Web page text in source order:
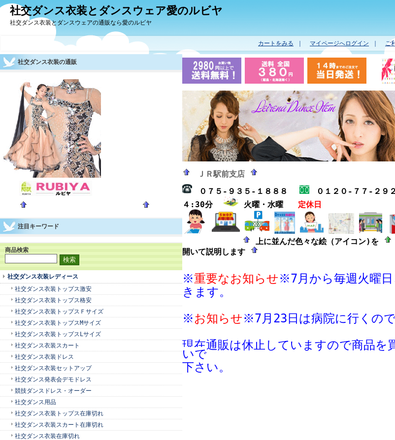
社交ダンス衣装とダンスウェア愛のルビヤ
社交ダンス衣装とダンスウェアの通販なら愛のルビヤ
カートをみる ｜ マイページへログイン ｜ ご
社交ダンス衣装の通販
注目キーワード
商品検索
社交ダンス衣装レディース
社交ダンス衣装トップス激安
社交ダンス衣装トップス格安
社交ダンス衣装トップスＦサイズ
社交ダンス衣装トップスMサイズ
社交ダンス衣装トップスLサイズ
社交ダンス衣装スカート
社交ダンス衣装ドレス
社交ダンス衣装セットアップ
社交ダンス発表会デモドレス
競技ダンスドレス・オーダー
社交ダンス用品
社交ダンス衣装トップス在庫切れ
社交ダンス衣装スカート在庫切れ
社交ダンス衣装在庫切れ
ＪＲ駅前支店
０７５-９３５-１８８８
０１２０-７７-２９
４:30分
火曜・水曜 定休日
上に並んだ色々な絵（アイコン)を
開いて説明します
※重要なお知らせ※7月から毎週火曜
きます。
※お知らせ※7月23日は病院に行くの
現在通販は休止していますので商品を
いで
下さい。